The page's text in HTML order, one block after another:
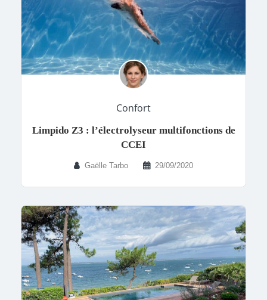
Confort
Limpido Z3 : l’électrolyseur multifonctions de
CCEI
Gaëlle Tarbo 29/09/2020